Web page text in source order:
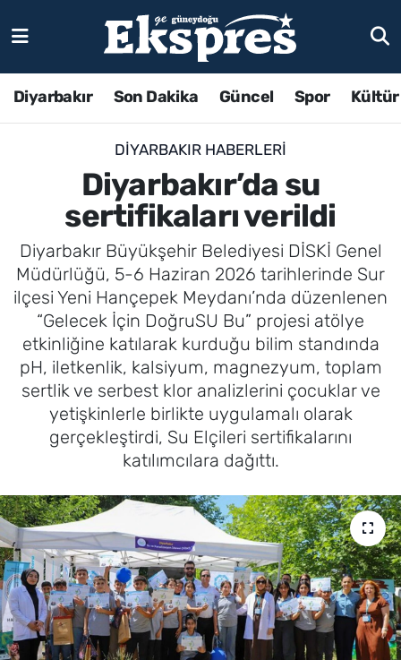
Diyarbakır Son Dakika Güncel Spor
DIYARBAKIR HABERLERI
Diyarbakır’da su
sertifikaları verildi
Diyarbakır Büyükşehir Belediyesi DİSKİ Genel
Müdürlüğü, 5-6 Haziran 2026 tarihlerinde Sur
ilçesi Yeni Hançepek Meydanı’nda düzenlenen
“Gelecek İçin DoğruSU Bu” projesi atölye
etkinliğine katılarak kurduğu bilim standında
pH, iletkenlik, kalsiyum, magnezyum, toplam
sertlik ve serbest klor analizlerini çocuklar ve
yetişkinlerle birlikte uygulamalı olarak
gerçekleştirdi, Su Elçileri sertifikalarını
katılımcılara dağıttı.